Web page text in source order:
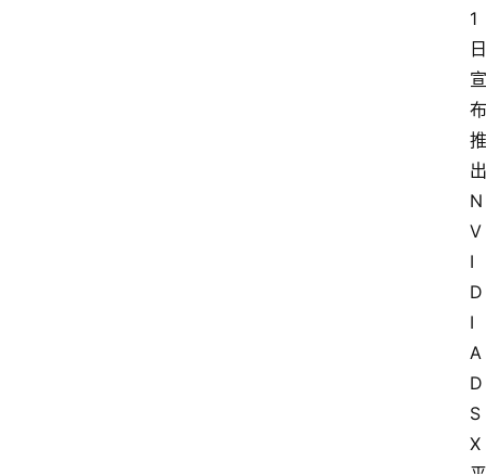
1
日
宣
布
推
出
N
V
I
D
I
A
D
S
X